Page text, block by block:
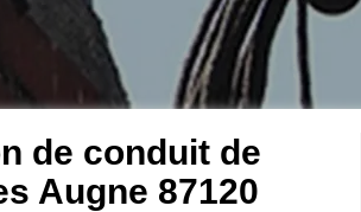
de conduit de
Augne 87120